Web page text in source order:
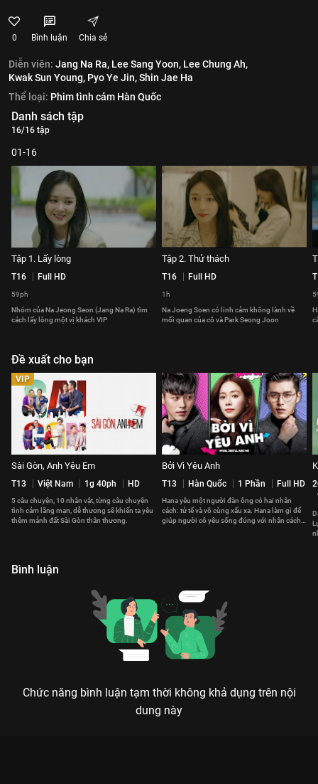
0 Bình luận Chia sẻ
Diễn viên: Jang Na Ra, Lee Sang Yoon, Lee Chung Ah,
Kwak Sun Young, Pyo Ye Jin,Shin Jae Ha
Thể loại: Phim tình cảm Hàn Quốc
Danh sách tập
16/16 tập
01-16
Tập 1. Lấy lòng
T16 Full HD
59ph
Nhóm của Na Jeong Seon (Jang Na Ra) tìm
cách lấy lòng một vị khách VIP
Tập 2. Thử thách
T16 Full HD
1h
Na Joeng Soen có linh cảm không lành về
mối quan của cô và Park Seong Joon
Đề xuất cho bạn
VIP
Sài Gòn, Anh Yêu Em
T13 Việt Nam 1g 40ph HD
5 câu chuyện, 10 nhân vật, từng câu chuyện
tình cảm lãng mạn, dễ thương sẽ khiến ta yêu
thêm mảnh đất Sài Gòn thân thương.
Bởi Vì Yêu Anh
T13 Hàn Quốc 1 Phần Full HD
Hana yêu một người đàn ông có hai nhân
cách: tử tế và vô cùng xấu xa. Hana làm gì để
giúp người cô yêu sống đúng với nhân cách
Bình luận
Chức năng bình luận tạm thời không khả dụng trên nội
dung này